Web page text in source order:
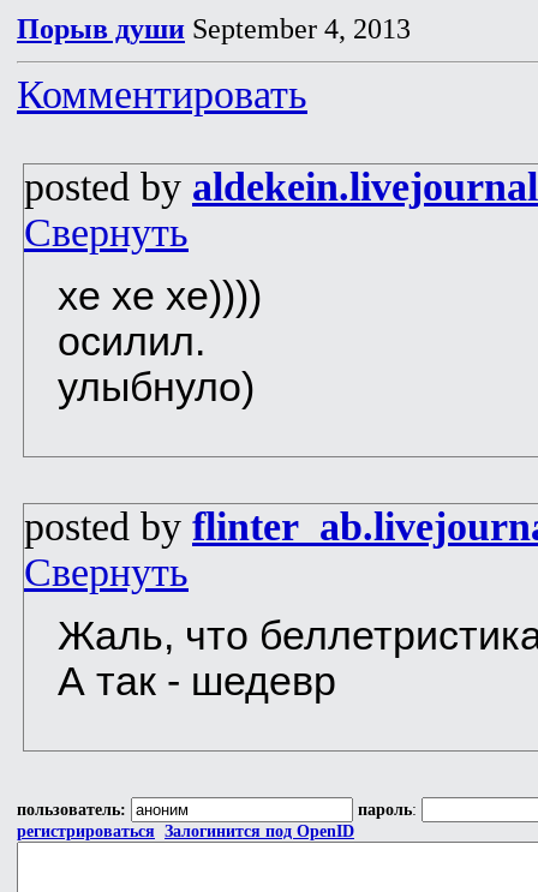
Порыв души September 4, 2013
Комментировать
posted by
Свернуть
хе хе хе))))
осилил.
улыбнуло)
posted by
Свернуть
Жаль, что
А так - шедевр
пользователь: пароль:
регистрироваться Залогинится под OpenID